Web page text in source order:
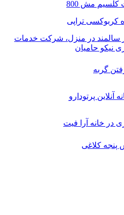
کلسیم مش 800
کربوکسی تراپی
سالمند در منزل، شرکت خدمات
نیکو حامیان
گربه
آنلاین پرتودارو
در خانه آرا فیت
پنجه کلاغی